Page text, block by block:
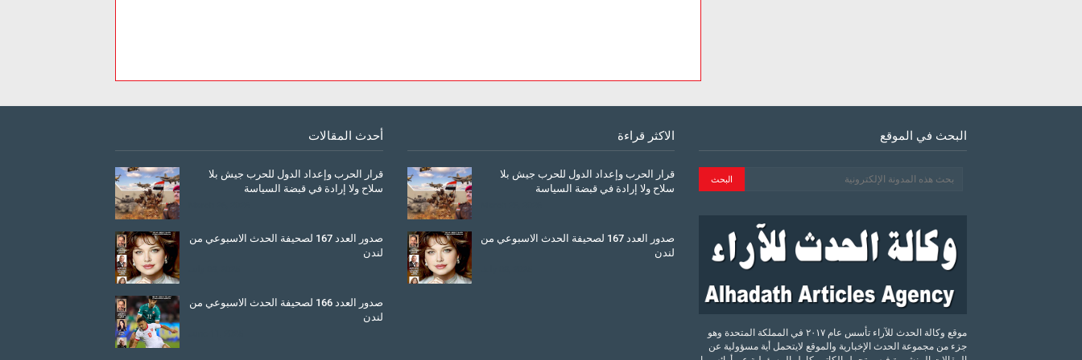
البحث في الموقع
موقع وكالة الحدث للآراء تأسس عام ٢٠١٧ في المملكة المتحدة وهو
جزء من مجموعة الحدث الإخبارية والموقع لايتحمل أية مسؤولية عن
الاكثر قراءة
قرار الحرب وإعداد الدول للحرب جيش بلا
سلاح ولا إرادة في قبضة السياسة
صدور العدد 167 لصحيفة الحدث الاسبوعي من
لندن
أحدث المقالات
قرار الحرب وإعداد الدول للحرب جيش بلا
سلاح ولا إرادة في قبضة السياسة
صدور العدد 167 لصحيفة الحدث الاسبوعي من
لندن
صدور العدد 166 لصحيفة الحدث الاسبوعي من
لندن